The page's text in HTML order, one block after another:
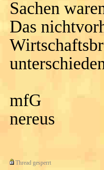
Sachen
Das
mfG
nereus
Thread gesperrt